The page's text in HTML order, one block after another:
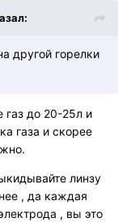
другой горелки
газ до 20-25л и
газа и скорее
линзу
, да каждая
, вы это